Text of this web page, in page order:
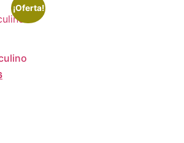
¡Oferta!